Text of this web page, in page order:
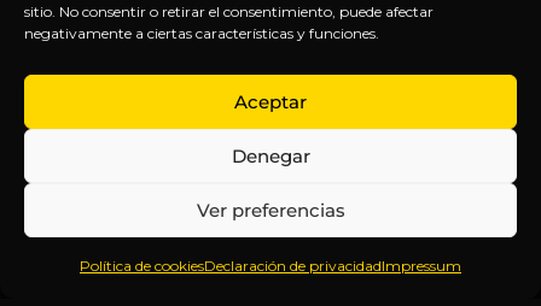
sitio. No consentir o retirar el consentimiento, puede afectar
negativamente a ciertas características y funciones.
Aceptar
Denegar
Ver preferencias
Política de cookiesDeclaración de privacidadImpressum
Inteligencia
Anticipándonos
EXPLORA
Inicio
Sobre
Contenido
Webinars
LEGAL
Política
de
Términos y
Aviso
SÍGUENOS